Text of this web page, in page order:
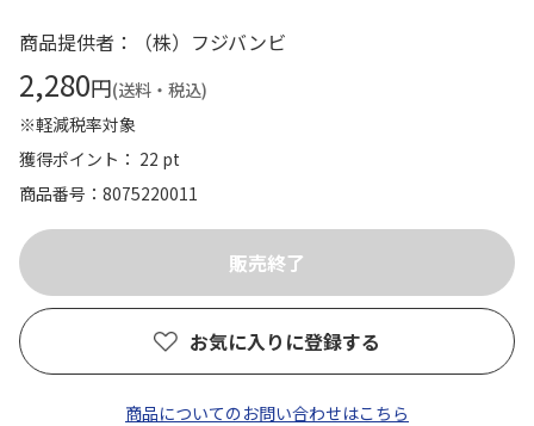
商品提供者：（株）フジバンビ
2,280円(送料・税込)
※軽減税率対象
獲得ポイント： 22 pt
商品番号
8075220011
お気に入りに登録する
商品についてのお問い合わせはこちら